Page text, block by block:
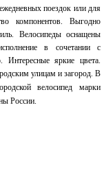
поездок или для
компонентов. Выгодно
Велосипеды оснащены
в сочетании с
Интересные яркие цвета.
улицам и загород. В
велосипед марки
России.